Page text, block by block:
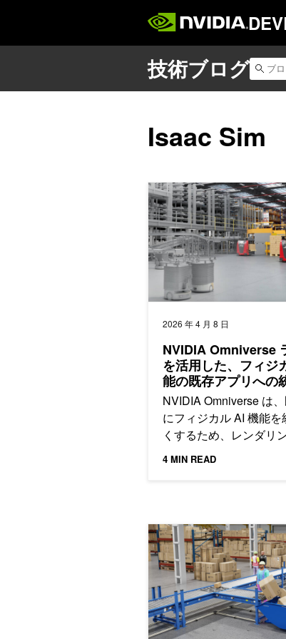
Isaac Sim
2026 年 4 月 8 日
NVIDIA Omniverse
を活用した、フィジ
能の既存アプリへの
NVIDIA Omniverse は
にフィジカル AI 機能を
くするため、レンダリ
物理シミュレーション
4 MIN READ
NVIDIA Omniverse ライブ
最新の NVIDIA Isaac Simが